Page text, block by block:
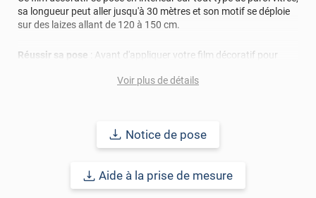
sa longueur peut aller jusqu'à 30 mètres et son motif se déploie
sur des laizes allant de 120 à 150 cm.
Réussir sa pose : Avant d'appliquer votre film décoratif pour
poussières, tâches, graisse, résidus.. afin d'éviter les bulles, plis
Voir plus de détails
Notice de pose
Aide à la prise de mesure